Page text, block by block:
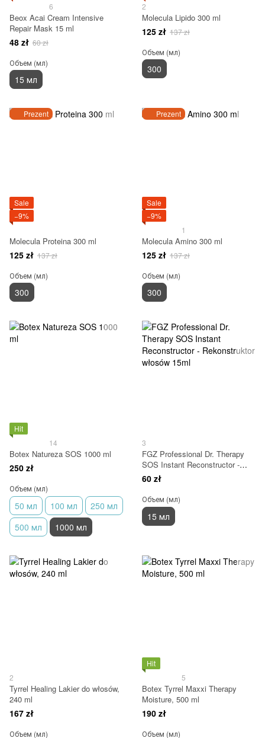
6
Beox Acai Cream Intensive
Repair Mask 15 ml
48 zł 60 zł
Объем (мл)
15 мл
2
Molecula Lipido 300 ml
125 zł 137 zł
Объем (мл)
300
Prezent
Sale
−9%
Molecula Proteina 300 ml
125 zł 137 zł
Объем (мл)
300
Prezent
Sale
−9%
1
Molecula Amino 300 ml
125 zł 137 zł
Объем (мл)
300
Hit
14
Botex Natureza SOS 1000 ml
250 zł
Объем (мл)
50 мл 100 мл
250 мл
500 мл
1000 мл
3
FGZ Professional Dr. Therapy
SOS Instant Reconstructor -
Rekonstruktor włosów 15ml
60 zł
Объем (мл)
15 мл
2
Tyrrel Healing Lakier do włosów,
240 ml
167 zł
Объем (мл)
Hit
5
Botex Tyrrel Maxxi Therapy
Moisture, 500 ml
190 zł
Объем (мл)